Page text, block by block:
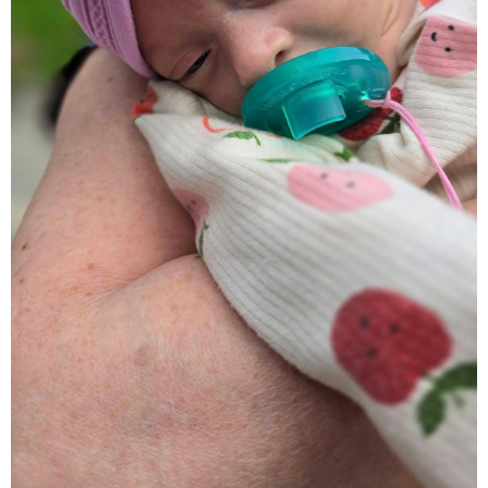
15:54 / 06-08-2026
"ბრალი არის აბურდული -
სამწუხაროა, რომ სრულიად
უდანაშაულო ბავშვის ცხოვრება
დაანგრიეს"- გიგა ავალიანის
საქმეზე დაკავებული ანასტასია
ბერუაშვილის ადვოკატი
კატეგორიის ყველა სიახლე
მკითხველის რჩევით